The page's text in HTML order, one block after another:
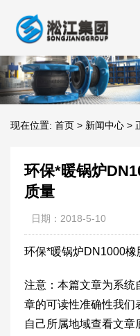
现在位置: 首页 > 新闻中心 >
环保*暖锅炉
质量
日期：2018-5-10
环保*暖锅炉DN1000
注意：本篇文章为系统
章的可读性准确性我们
自己所属地域查看文章